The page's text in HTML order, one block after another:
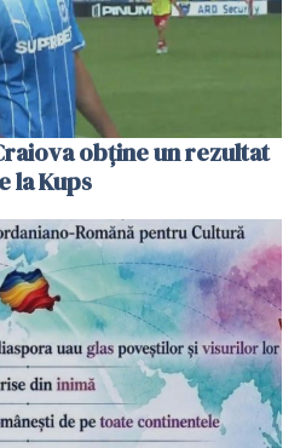
obține un rezultat
la Kups